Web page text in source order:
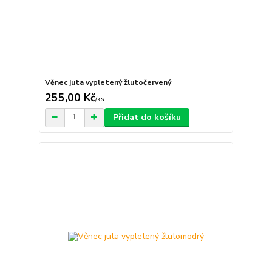
Věnec juta vypletený žlutočervený
255,00 Kč/ks
Přidat do košíku